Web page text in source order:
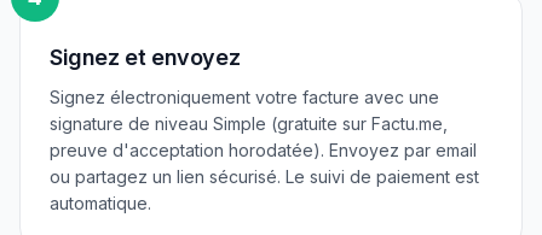
Signez et envoyez
Signez électroniquement votre facture avec une
signature de niveau Simple (gratuite sur Factu.me,
preuve d'acceptation horodatée). Envoyez par email
ou partagez un lien sécurisé. Le suivi de paiement est
automatique.